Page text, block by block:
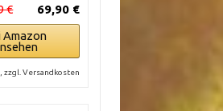
69,90 €
€
Amazon
zzgl. Versandkosten